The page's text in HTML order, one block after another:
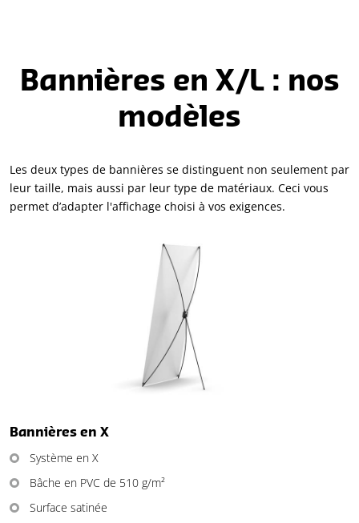
Bannières en X/L : nos
modèles
Les deux types de bannières se distinguent non seulement par
leur taille, mais aussi par leur type de matériaux. Ceci vous
permet d’adapter l'affichage choisi à vos exigences.
Bannières en X
Système en X
Bâche en PVC de 510 g/m²
Surface satinée